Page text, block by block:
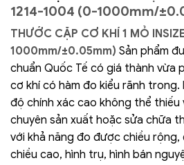
1214-1004 (0-1000mm/
THƯỚC CẶP CƠ KHÍ 1 MỎ
1000mm/±0.05mm) Sản phẩm
chuẩn Quốc Tế có giá thành vừa
cơ khí có hàm đo kiểu rãnh
độ chính xác cao không thể thiếu
chuyên sản xuất hoặc sửa chữa
với khả năng đo được chiều rộng,
chiều cao, hình trụ, hình bán